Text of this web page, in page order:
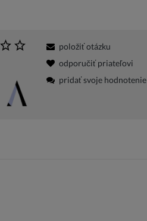
položiť otázku
odporučiť priateľovi
pridať svoje hodnotenie